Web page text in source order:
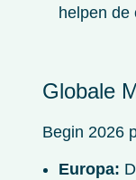
helpen de
Globale
Begin 2026
Europa: